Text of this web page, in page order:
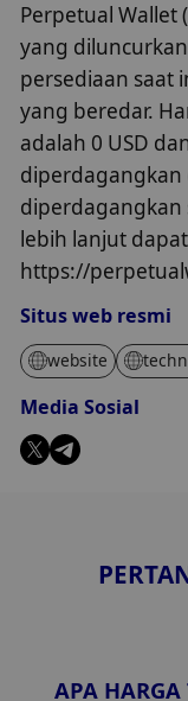
Perpetual Wallet
yang
persediaan saat
yang beredar.
adalah 0 USD
diperdagangkan
diperdagangkan
lebih lanjut
https://
Situs web resmi
website
Media Sosial
APA HARGA